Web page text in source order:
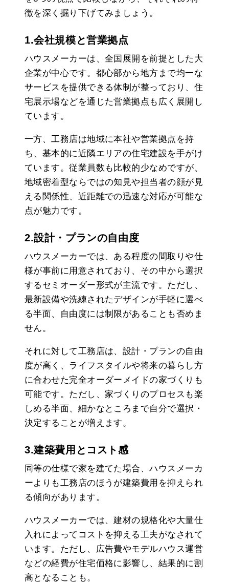
徴を深く掘り下げてみましょう。
1.会社規模と営業拠点
ハウスメーカーは、全国展開を前提とした大
企業が中心です。都心部から地方まで均一な
サービスを提供できる体制が整っており、住
宅展示場などを通じた営業拠点も広く展開し
ています。
一方、工務店は地域に本社や営業拠点を持
ち、基本的に近隣エリアの住宅建設を手がけ
ています。従業員数も比較的少なめですが、
地域密着型ならではの知見や担当者の顔が見
える関係性、近距離での迅速な対応が可能な
点が魅力です。
2.設計・プランの自由度
ハウスメーカーでは、ある程度の間取りや仕
様が事前に用意されており、その中から選択
するセミオーダー形式が主流です。ただし、
最新設備や洗練されたデザインが手軽に選べ
る半面、自由度には制限があることも否めま
せん。
それに対して工務店は、設計・プランの自由
度が高く、ライフスタイルや将来の暮らし方
に合わせた完全オーダーメイドの家づくりも
可能です。ただし、家づくりのプロセスも楽
しめる半面、細かなところまで自分で選択・
決定することが増えます。
3.建築費用とコスト感
同等の仕様で家を建てた場合、ハウスメーカ
ーよりも工務店のほうが建築費用を抑えられ
る傾向があります。
ハウスメーカーでは、建材の規格化や大量仕
入れによってコストを抑える工夫がなされて
います。ただし、広告費やモデルハウス運営
などの経費が住宅価格に影響し、結果的に割
高となることも。